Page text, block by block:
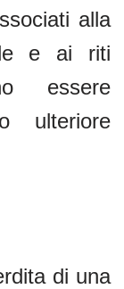
alla
e ai riti
essere
ulteriore
di una